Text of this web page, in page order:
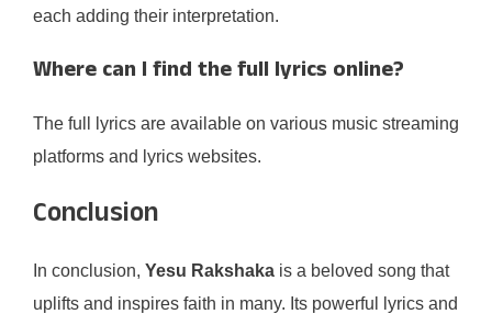
each adding their interpretation.
Where can I find the full lyrics online?
The full lyrics are available on various music streaming
platforms and lyrics websites.
Conclusion
In conclusion, Yesu Rakshaka is a beloved song that
uplifts and inspires faith in many. Its powerful lyrics and